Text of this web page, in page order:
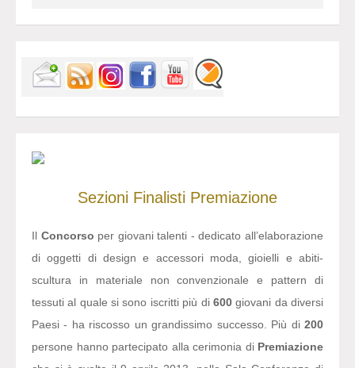
Sezioni Finalisti Premiazione
Il Concorso per giovani talenti - dedicato all’elaborazione
di oggetti di design e accessori moda, gioielli e abiti-
scultura in materiale non convenzionale e pattern di
tessuti al quale si sono iscritti più di 600giovani da diversi
Paesi - ha riscosso un grandissimo successo. Più di 200
persone hanno partecipato alla cerimonia di Premiazione